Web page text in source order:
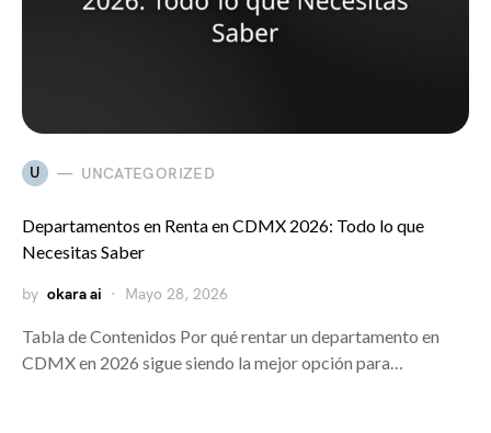
U UNCATEGORIZED
Departamentos en Renta en CDMX 2026: Todo lo que
Necesitas Saber
by okara ai Mayo 28, 2026
Tabla de Contenidos Por qué rentar un departamento en
CDMX en 2026 sigue siendo la mejor opción para…